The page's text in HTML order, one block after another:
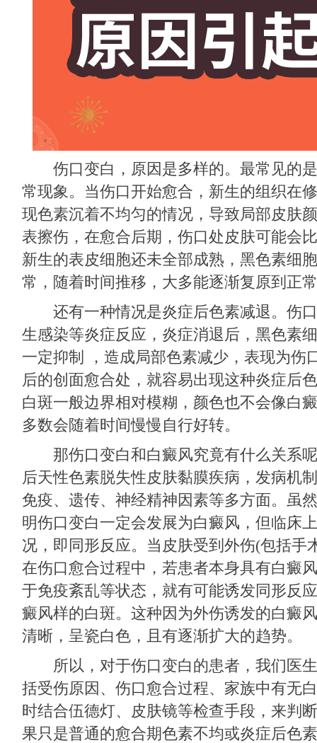
伤口变白，原因是多样的。最常见的是
常现象。当伤口开始愈合，新生的组织在
现色素沉着不均匀的情况，导致局部皮肤
表擦伤，在愈合后期，伤口处皮肤可能会
新生的表皮细胞还未全部成熟，黑色素细
常，随着时间推移，大多能逐渐复原到正
还有一种情况是炎症后色素减退。伤口
生感染等炎症反应，炎症消退后，黑色素
一定抑制 ，造成局部色素减少，表现为伤
后的创面愈合处，就容易出现这种炎症后
白斑一般边界相对模糊，颜色也不会像白
多数会随着时间慢慢自行好转。
那伤口变白和白癜风究竟有什么关系呢
后天性色素脱失性皮肤黏膜疾病，发病机
免疫、遗传、神经精神因素等多方面。虽
明伤口变白一定会发展为白癜风，但临床
况，即同形反应。当皮肤受到外伤(包括手
在伤口愈合过程中，若患者本身具有白癜
于免疫紊乱等状态，就有可能诱发同形反
癜风样的白斑。这种因为外伤诱发的白癜
清晰，呈瓷白色，且有逐渐扩大的趋势。
所以，对于伤口变白的患者，我们医生
括受伤原因、伤口愈合过程、家族中有无
时结合伍德灯、皮肤镜等检查手段，来判
果只是普通的愈合期色素不均或炎症后色